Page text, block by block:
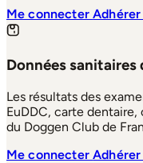
Me connecter
Données sanitaires
Les résultats des
EuDDC, carte
du Doggen Club de
Me connecter